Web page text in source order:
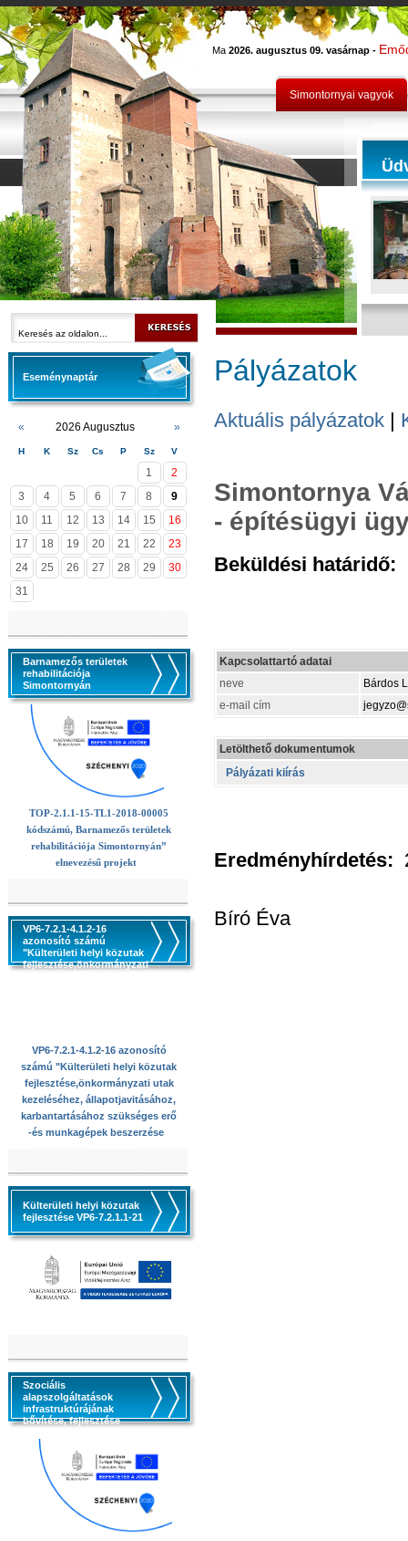
Ma 2026. augusztus 09. vasárnap -
Simontornyai vagyok
Eseménynaptár
« 2026 Augusztus »
H K Sz Cs P Sz V
1
2
3
4 5 6 7 8
9
10
11 12 13 14 15
16
17
18 19 20 21 22
23
24
25 26 27 28 29
30
31
Barnamezős területek
rehabilitációja
Simontornyán
TOP-2.1.1-15-TL1-2018-00005
kódszámú, Barnamezős területek
rehabilitációja Simontornyán”
elnevezésű projekt
VP6-7.2.1-4.1.2-16
azonosító számú
"Külterületi helyi közutak
fejlesztése,önkormányzati
VP6-7.2.1-4.1.2-16 azonosító
számú "Külterületi helyi közutak
fejlesztése,önkormányzati utak
kezeléséhez, állapotjavitásához,
karbantartásához szükséges erő
-és munkagépek beszerzése
Külterületi helyi közutak
fejlesztése VP6-7.2.1.1-21
Szociális
alapszolgáltatások
infrastruktúrájának
bővítése, fejlesztése
Pályázatok
Aktuális pályázatok |
Simontornya
- építésügyi
Beküldési határidő:
Kapcsolattartó adatai
neve
Bárdos
e-mail cím
Letölthető dokumentumok
Pályázati kiírás
Eredményhírdetés:
Bíró Éva